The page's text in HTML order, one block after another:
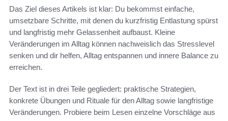
Das Ziel dieses Artikels ist klar: Du bekommst einfache,
umsetzbare Schritte, mit denen du kurzfristig Entlastung spürst
und langfristig mehr Gelassenheit aufbaust. Kleine
Veränderungen im Alltag können nachweislich das Stresslevel
senken und dir helfen, Alltag entspannen und innere Balance zu
erreichen.
Der Text ist in drei Teile gegliedert: praktische Strategien,
konkrete Übungen und Rituale für den Alltag sowie langfristige
Veränderungen. Probiere beim Lesen einzelne Vorschläge aus